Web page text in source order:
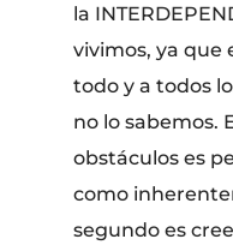
la
vivimos, ya que
todo y a todos
no lo sabemos.
obstáculos es
como
segundo es